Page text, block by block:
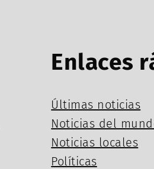
Enlaces
Últimas noticias
Noticias del
Noticias locales
Políticas